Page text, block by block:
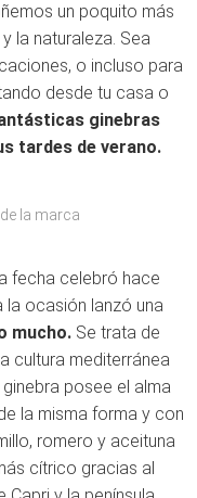
un poquito más
la naturaleza. Sea
o incluso para
desde tu casa o
ginebras
tardes de verano.
la marca
fecha celebró hace
la ocasión lanzó una
mucho. Se trata de
cultura mediterránea
posee el alma
la misma forma y con
romero y aceituna
cítrico gracias al